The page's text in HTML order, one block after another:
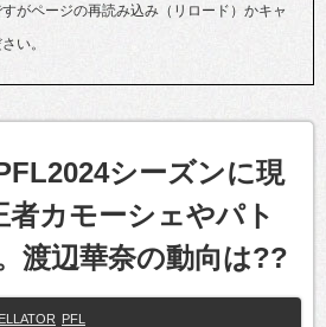
がページの再読み込み（リロード）かキャ
い。
シーズンに現
カモーシェやパト
渡辺華奈の動向は??
PFL